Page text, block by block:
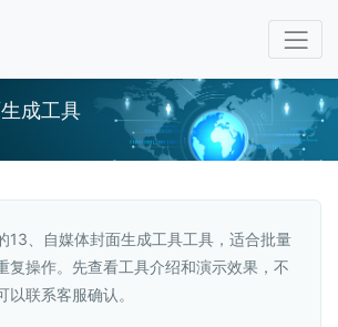
成工具
13、自媒体封面生成工具工具，适合批量
复操作。先查看工具介绍和演示效果，不
联系客服确认。